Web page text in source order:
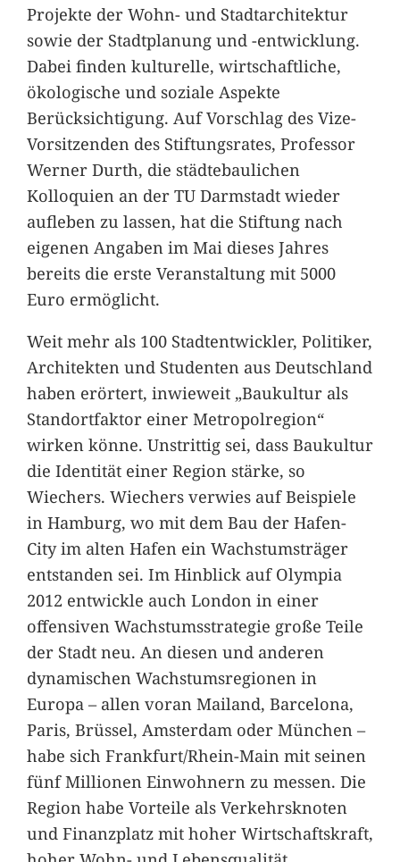
Projekte der Wohn- und Stadtarchitektur
sowie der Stadtplanung und -entwicklung.
Dabei finden kulturelle, wirtschaftliche,
ökologische und soziale Aspekte
Berücksichtigung. Auf Vorschlag des Vize-
Vorsitzenden des Stiftungsrates, Professor
Werner Durth, die städtebaulichen
Kolloquien an der TU Darmstadt wieder
aufleben zu lassen, hat die Stiftung nach
eigenen Angaben im Mai dieses Jahres
bereits die erste Veranstaltung mit 5000
Euro ermöglicht.
Weit mehr als 100 Stadtentwickler, Politiker,
Architekten und Studenten aus Deutschland
haben erörtert, inwieweit „Baukultur als
Standortfaktor einer Metropolregion“
wirken könne. Unstrittig sei, dass Baukultur
die Identität einer Region stärke, so
Wiechers. Wiechers verwies auf Beispiele
in Hamburg, wo mit dem Bau der Hafen-
City im alten Hafen ein Wachstumsträger
entstanden sei. Im Hinblick auf Olympia
2012 entwickle auch London in einer
offensiven Wachstumsstrategie große Teile
der Stadt neu. An diesen und anderen
dynamischen Wachstumsregionen in
Europa – allen voran Mailand, Barcelona,
Paris, Brüssel, Amsterdam oder München –
habe sich Frankfurt/Rhein-Main mit seinen
fünf Millionen Einwohnern zu messen. Die
Region habe Vorteile als Verkehrsknoten
und Finanzplatz mit hoher Wirtschaftskraft,